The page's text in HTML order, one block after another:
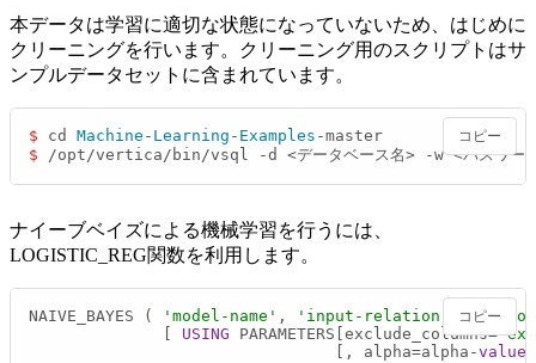
本データは学習に適切な状態になっていないため、はじめに
クリーニングを行います。クリーニング用のスクリプトはサ
ンプルデータセットに含まれています。
$ cd Machine - Learning - Examples
$ /opt/vertica/bin/vsql -d <データベース名> -w <パスワ
コピー
ナイーブベイズによる機械学習を行うには、
LOGISTIC_REG関数を利用します。
NAIVE_BAYES ( 'model‑name' , 'input‑relation' ,
USING PARAMETERS[exclude_columns=
	                        [, alpha
=alpha -value
コピー